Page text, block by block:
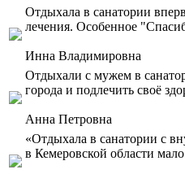
Отдыхала в санатории
лечения. Особенное
Инна Владимировна
Отдыхали с мужем в
города и подлечить своё
Анна Петровна
«Отдыхала в санатории с
в Кемеровской области